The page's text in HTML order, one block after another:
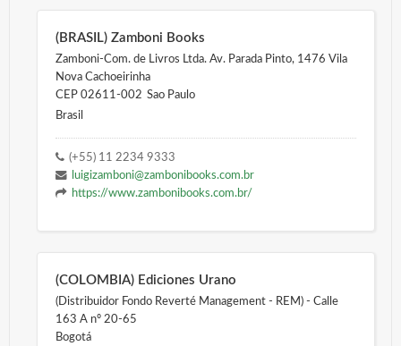
(BRASIL) Zamboni Books
Zamboni-Com. de Livros Ltda. Av. Parada Pinto, 1476 Vila
Nova Cachoeirinha
CEP 02611-002 Sao Paulo
Brasil
(+55) 11 2234 9333
luigizamboni@zambonibooks.com.br
https://www.zambonibooks.com.br/
(COLOMBIA) Ediciones Urano
(Distribuidor Fondo Reverté Management - REM) - Calle
163 A nº 20-65
Bogotá